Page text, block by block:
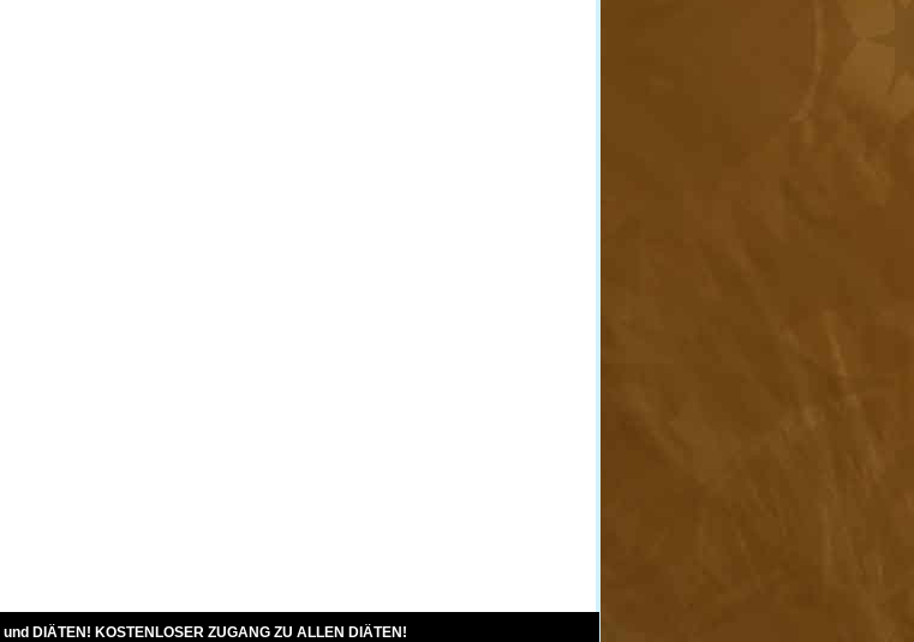
DIÄTEN! KOSTENLOSER ZUGANG ZU ALLEN DIÄTEN!